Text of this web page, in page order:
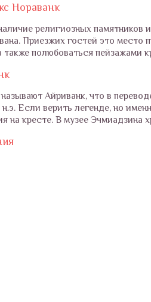
Нораванк
религиозных
Приезжих гостей это
также полюбоваться пейзажами
Айриванк, что в
Если верить легенде, но
на кресте. В музее Эчмиадзина